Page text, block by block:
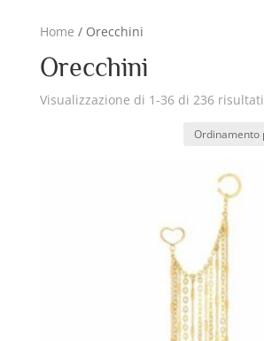
Home / Orecchini
Orecchini
Visualizzazione di 1-36 di 236 risultati